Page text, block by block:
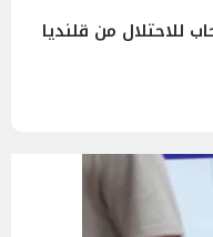
للاحتلال من قلنديا